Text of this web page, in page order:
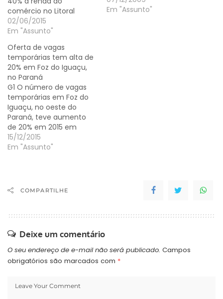
comércio no Litoral
02/06/2015
Em "Assunto"
hidrelétricas de Itaipu e
Em "Assunto"
Oferta de vagas
temporárias tem alta de
20% em Foz do Iguaçu,
no Paraná
G1 O número de vagas
temporárias em Foz do
Iguaçu, no oeste do
Paraná, teve aumento
de 20% em 2015 em
relação a 2014. Segundo
a gerente da Agência do
perspectiva era de baixa
em função da crise
15/12/2015
Em "Assunto"
COMPARTILHE
Deixe um comentário
O seu endereço de e-mail não será publicado. Campos
obrigatórios são marcados com *